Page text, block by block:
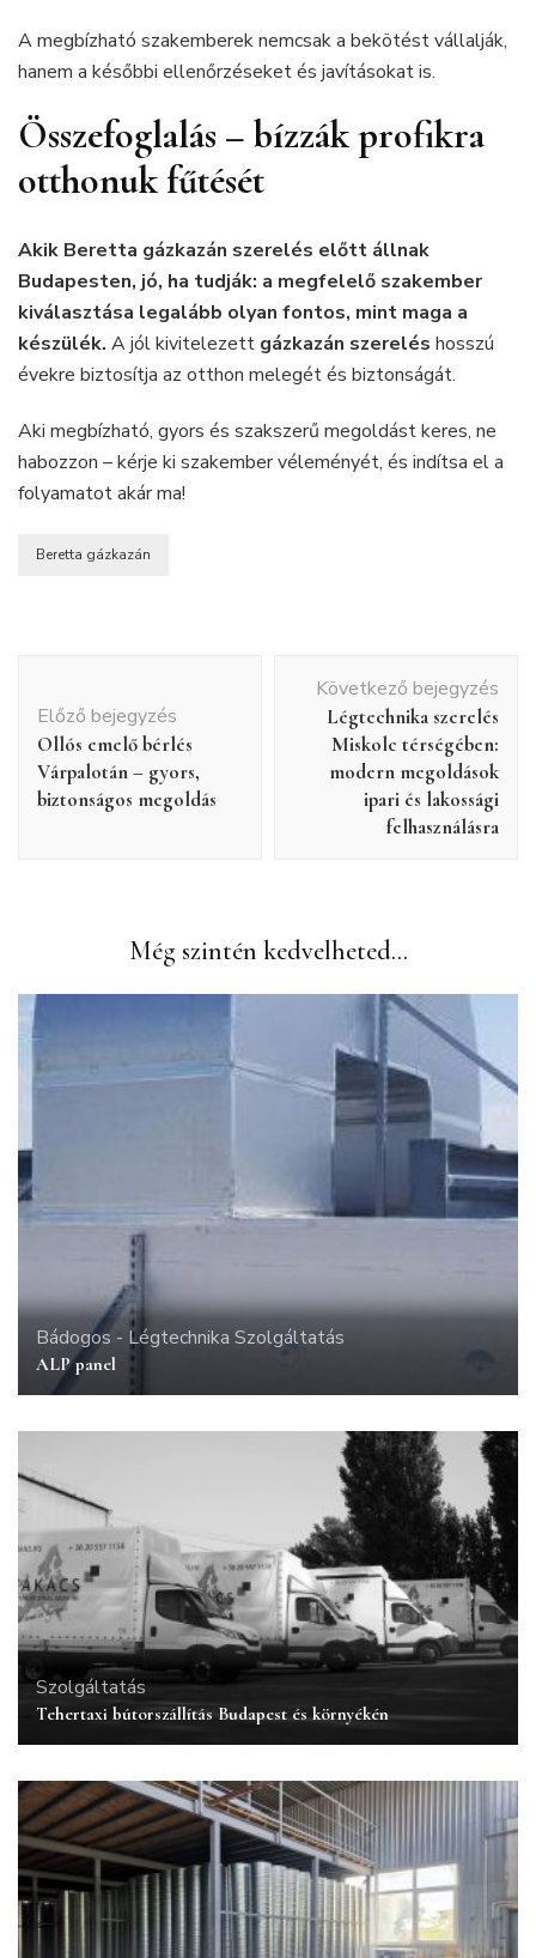
A megbízható szakemberek nemcsak a bekötést vállalják,
hanem a későbbi ellenőrzéseket és javításokat is.
Összefoglalás – bízzák profikra
otthonuk fűtését
Akik Beretta gázkazán szerelés előtt állnak
Budapesten, jó, ha tudják: a megfelelő szakember
kiválasztása legalább olyan fontos, mint maga a
készülék. A jól kivitelezett gázkazán szerelés hosszú
évekre biztosítja az otthon melegét és biztonságát.
Aki megbízható, gyors és szakszerű megoldást keres, ne
habozzon – kérje ki szakember véleményét, és indítsa el a
folyamatot akár ma!
Beretta gázkazán
navigáció
Előző bejegyzés
Ollós emelő bérlés
Várpalotán – gyors,
biztonságos megoldás
Következő bejegyzés
Légtechnika szerelés
Miskolc térségében:
modern megoldások
ipari és lakossági
felhasználásra
Még szintén kedvelheted...
Bádogos - Légtechnika Szolgáltatás
ALP panel
Szolgáltatás
Tehertaxi bútorszállítás Budapest és környékén